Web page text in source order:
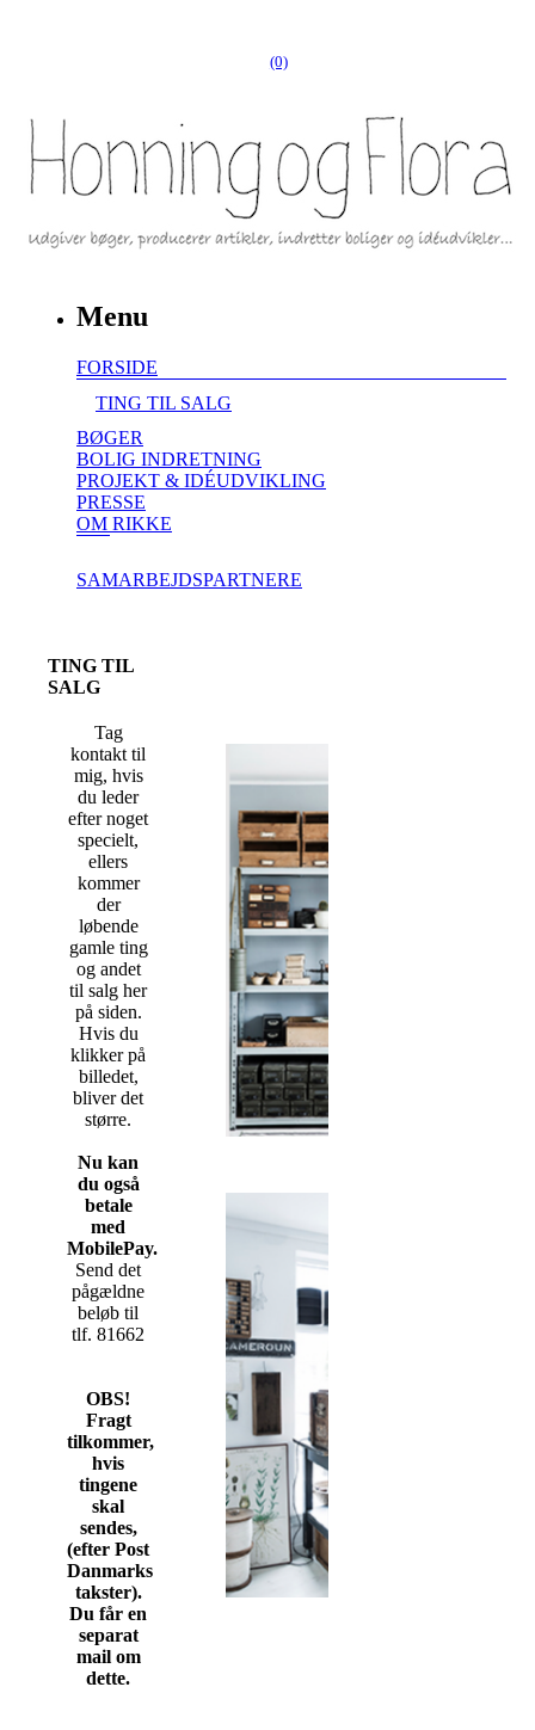
(0)
Menu
FORSIDE
TING TIL SALG
BØGER
BOLIG INDRETNING
PROJEKT & IDÉUDVIKLING
PRESSE
OM RIKKE
SAMARBEJDSPARTNERE
TING TIL
SALG
Tag
kontakt til
mig, hvis
du leder
efter noget
specielt,
ellers
kommer
der
løbende
gamle ting
og andet
til salg her
på siden.
Hvis du
klikker på
billedet,
bliver det
større.
Nu kan
du også
betale
med
MobilePay.
Send det
pågældne
beløb til
tlf. 81662
OBS!
Fragt
tilkommer,
hvis
tingene
skal
sendes,
(efter Post
Danmarks
takster).
Du får en
separat
mail om
dette.